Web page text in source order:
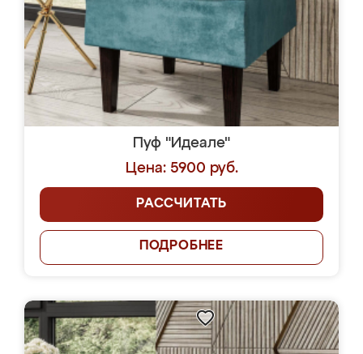
Пуф "Идеале"
Цена: 5900 руб.
РАССЧИТАТЬ
ПОДРОБНЕЕ